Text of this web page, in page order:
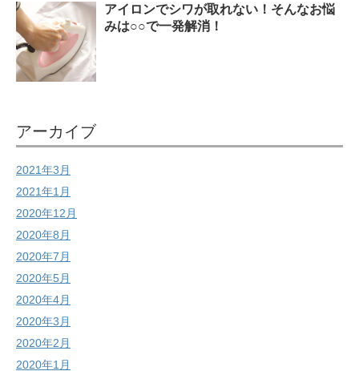
アイロンでシワが取れない！そんなお悩
みは○○で一発解消！
アーカイブ
2021年3月
2021年1月
2020年12月
2020年8月
2020年7月
2020年5月
2020年4月
2020年3月
2020年2月
2020年1月